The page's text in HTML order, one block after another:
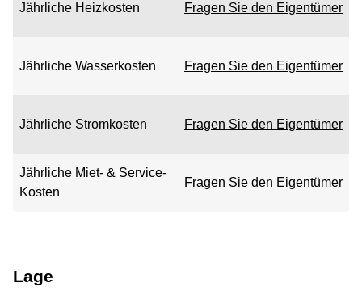
Jährliche Heizkosten Fragen Sie den Eigentümer
Jährliche Wasserkosten Fragen Sie den Eigentümer
Jährliche Stromkosten Fragen Sie den Eigentümer
Jährliche Miet- & Service-
Kosten
Fragen Sie den Eigentümer
Lage